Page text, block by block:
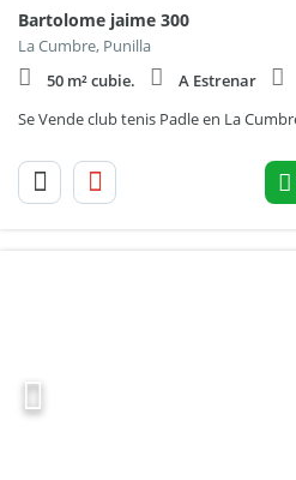
Bartolome jaime 300
La Cumbre, Punilla
50 m² cubie.
A Estrenar
Se Vende club tenis Padle en La